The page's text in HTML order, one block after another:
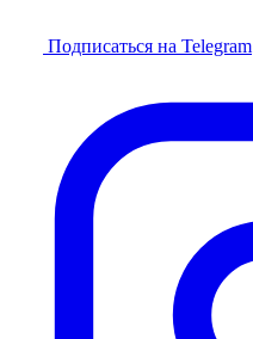
Подписаться на Telegram